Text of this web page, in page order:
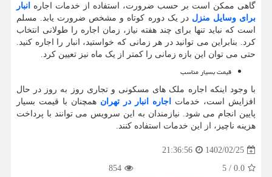
گاهی ممکن است بر حسب ضرورت، استفاده از خدمات اجاره
انبار
برای وسایل منزل در یک دوره کوتاه و مشخص ضرورت یابد. مسلم
است که نباید تنها برای چند هفته نیاز، زمان اجاره را طولانی انتخاب
کرد. بنابراین می توانید در هر زمانی که خواستید، انبار را اجاره کنید.
حتی می توان این بازه زمانی را کمتر از یک ماه نیز تعیین کرد.
قیمت بسیار مناسب
با وجود اینکه اجاره ملک های مسکونی و تجاری روز به روز در حال
افزایش است، خدمات
اجاره انبار در تهران همچنان با قیمت بسیار
پایین انجام می شود. نیازمندان به این سرویس می توانند با پرداخت
هزینه ناچیز، از این خدمات استفاده کنند.
1402/02/25
21:36:56
0.0
/
5
854